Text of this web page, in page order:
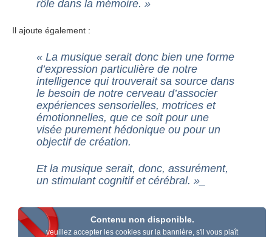
rôle dans la mémoire. »
Il ajoute également :
« La musique serait donc bien une forme
d’expression particulière de notre
intelligence qui trouverait sa source dans
le besoin de notre cerveau d’associer
expériences sensorielles, motrices et
émotionnelles, que ce soit pour une
visée purement hédonique ou pour un
objectif de création.
Et la musique serait, donc, assurément,
un stimulant cognitif et cérébral. »_
Contenu non disponible.
veuillez accepter les cookies sur la bannière, s'il vous plaît